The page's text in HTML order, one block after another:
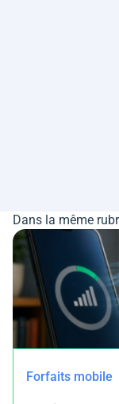
Dans la même
Forfaits mobile